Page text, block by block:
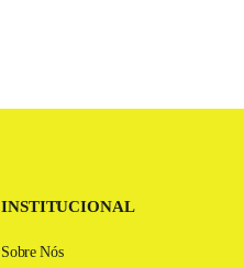
INSTITUCIONAL
Sobre Nós